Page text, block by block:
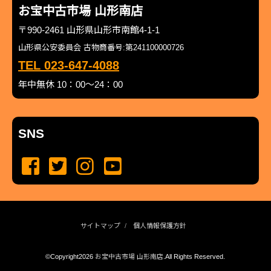
お宝中古市場 山形南店
〒990-2461 山形県山形市南館4-1-1
山形県公安委員会 古物商番号:第241100000726
TEL 023-647-4088
年中無休 10：00～24：00
SNS
サイトマップ 個人情報保護方針
©Copyright2026 お宝中古市場 山形南店 .All Rights Reserved.